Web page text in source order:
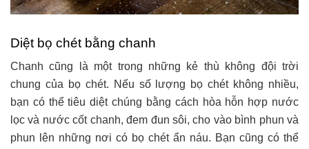
Diệt bọ chét bằng chanh
Chanh cũng là một trong những kẻ thù không đội trời
chung của bọ chét. Nếu số lượng bọ chét không nhiều,
bạn có thể tiêu diệt chúng bằng cách hòa hỗn hợp nước
lọc và nước cốt chanh, đem đun sôi, cho vào bình phun và
phun lên những nơi có bọ chét ẩn náu. Bạn cũng có thể